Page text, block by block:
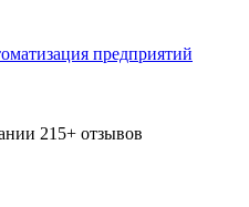
предприятий
215+ отзывов